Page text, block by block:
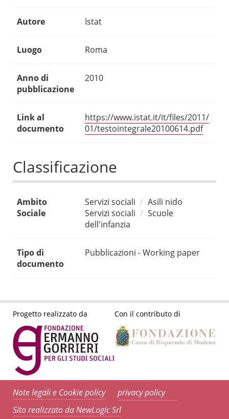
Autore Istat
Luogo Roma
Anno di
pubblicazione
2010
Link al
documento
https://www.istat.it/it/files/2011/
01/testointegrale20100614.pdf
Classificazione
Ambito
Sociale
Servizi sociali
Asili nido
Servizi sociali
Scuole
dell'infanzia
Tipo di
documento
Pubblicazioni - Working paper
Progetto realizzato da Con il contributo di
Note legali e Cookie policy
privacy policy
Sito realizzato da NewLogic Srl